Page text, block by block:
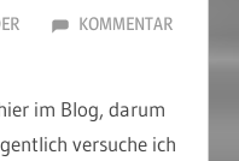
KOMMENTAR
im Blog, darum
versuche ich